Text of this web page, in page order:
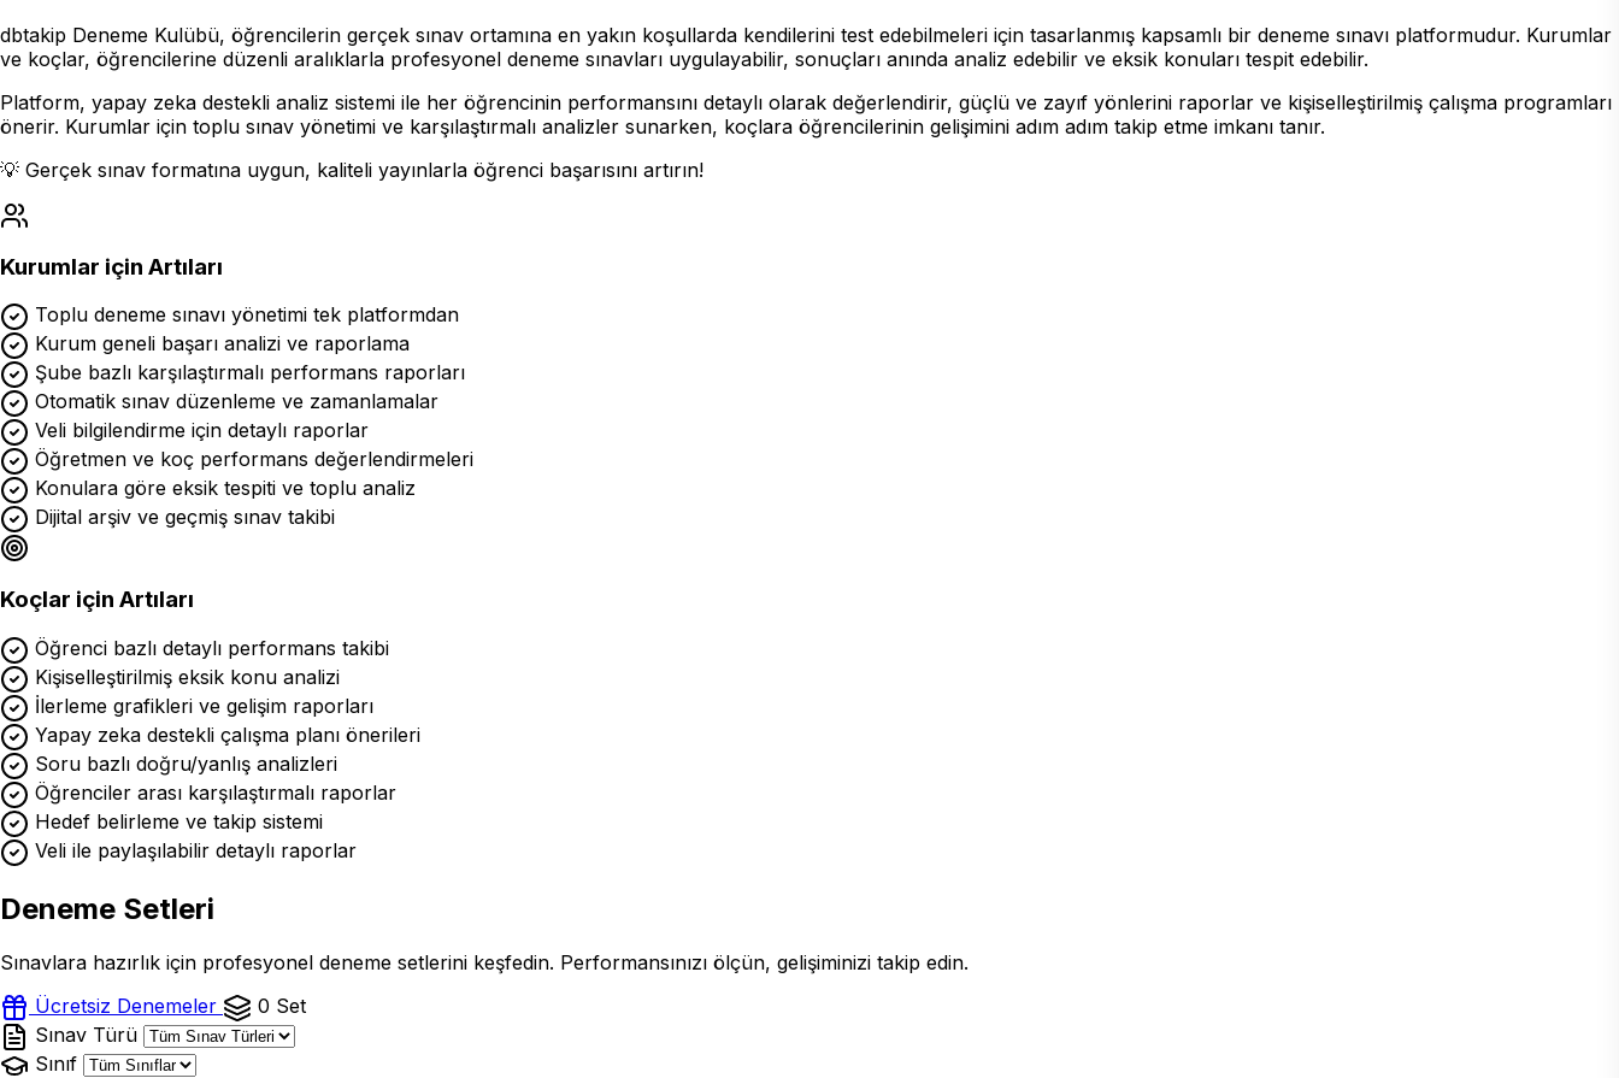
dbtakip Deneme Kulübü, öğrencilerin gerçek sınav ortamına en yakın koşullarda kendilerini test edebilmeleri için tasarlanmış kapsamlı bir deneme sınavı platformudur. Kurumlar
ve koçlar, öğrencilerine düzenli aralıklarla profesyonel deneme sınavları uygulayabilir, sonuçları anında analiz edebilir ve eksik konuları tespit edebilir.
Platform, yapay zeka destekli analiz sistemi ile her öğrencinin performansını detaylı olarak değerlendirir, güçlü ve zayıf yönlerini raporlar ve kişiselleştirilmiş çalışma programları
önerir. Kurumlar için toplu sınav yönetimi ve karşılaştırmalı analizler sunarken, koçlara öğrencilerinin gelişimini adım adım takip etme imkanı tanır.
💡 Gerçek sınav formatına uygun, kaliteli yayınlarla öğrenci başarısını artırın!
Kurumlar için Artıları
Toplu deneme sınavı yönetimi tek platformdan
Kurum geneli başarı analizi ve raporlama
Şube bazlı karşılaştırmalı performans raporları
Otomatik sınav düzenleme ve zamanlamalar
Veli bilgilendirme için detaylı raporlar
Öğretmen ve koç performans değerlendirmeleri
Konulara göre eksik tespiti ve toplu analiz
Dijital arşiv ve geçmiş sınav takibi
Koçlar için Artıları
Öğrenci bazlı detaylı performans takibi
Kişiselleştirilmiş eksik konu analizi
İlerleme grafikleri ve gelişim raporları
Yapay zeka destekli çalışma planı önerileri
Soru bazlı doğru/yanlış analizleri
Öğrenciler arası karşılaştırmalı raporlar
Hedef belirleme ve takip sistemi
Veli ile paylaşılabilir detaylı raporlar
Deneme Setleri
Sınavlara hazırlık için profesyonel deneme setlerini keşfedin. Performansınızı ölçün, gelişiminizi takip edin.
Ücretsiz Denemeler
0 Set
Sınav Türü
Sınıf